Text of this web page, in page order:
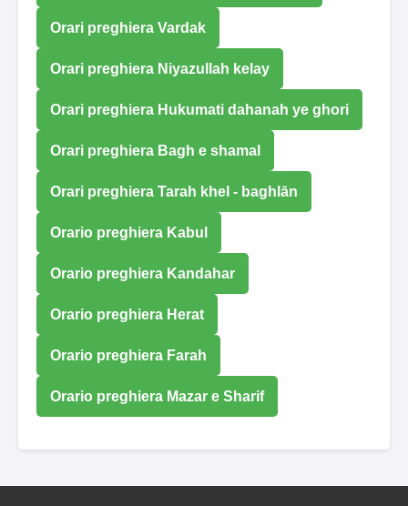
Orari preghiera Vardak
Orari preghiera Niyazullah kelay
Orari preghiera Hukumati dahanah ye ghori
Orari preghiera Bagh e shamal
Orari preghiera Tarah khel - baghlān
Orario preghiera Kabul
Orario preghiera Kandahar
Orario preghiera Herat
Orario preghiera Farah
Orario preghiera Mazar e Sharif